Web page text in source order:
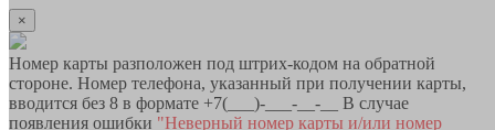
×
Номер карты разположен под штрих-кодом на обратной
стороне. Номер телефона, указанный при получении карты,
вводится без 8 в формате +7(___)-___-__-__ В случае
появления ошибки "Неверный номер карты и/или номер